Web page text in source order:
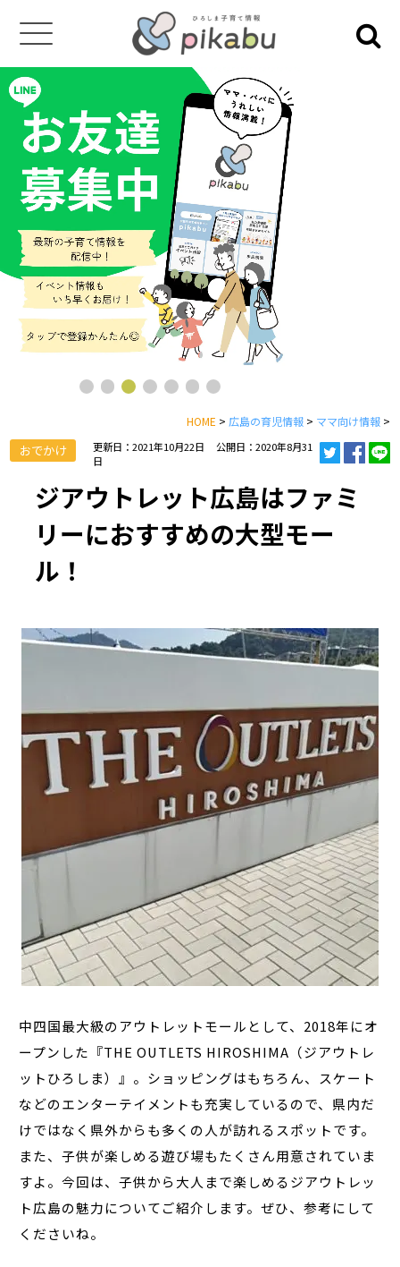
HOME > 広島の育児情報> ママ向け情報>
おでかけ 更新日：2021年10月22日
公開日：2020年8月31
日
ジアウトレット広島はファミ
リーにおすすめの大型モー
ル！
中四国最大級のアウトレットモールとして、2018年にオ
ープンした『THE OUTLETS HIROSHIMA（ジアウトレ
ットひろしま）』。ショッピングはもちろん、スケート
などのエンターテイメントも充実しているので、県内だ
けではなく県外からも多くの人が訪れるスポットです。
また、子供が楽しめる遊び場もたくさん用意されていま
すよ。今回は、子供から大人まで楽しめるジアウトレッ
ト広島の魅力についてご紹介します。ぜひ、参考にして
くださいね。